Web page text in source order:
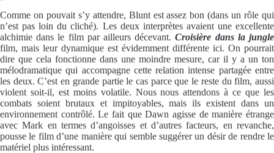
Comme on pouvait s’y attendre, Blunt est assez bon (dans un rôle qui
n’est pas loin du cliché). Les deux interprètes avaient une excellente
alchimie dans le film par ailleurs décevant.Croisière dans la jungle
film, mais leur dynamique est évidemment différente ici. On pourrait
dire que cela fonctionne dans une moindre mesure, car il y a un ton
mélodramatique qui accompagne cette relation intense partagée entre
les deux. C’est en grande partie le cas parce que le reste du film, aussi
violent soit-il, est moins volatile. Nous nous attendons à ce que les
combats soient brutaux et impitoyables, mais ils existent dans un
environnement contrôlé. Le fait que Dawn agisse de manière étrange
avec Mark en termes d’angoisses et d’autres facteurs, en revanche,
pousse le film d’une manière qui semble suggérer un désir de rendre le
matériel plus intéressant.